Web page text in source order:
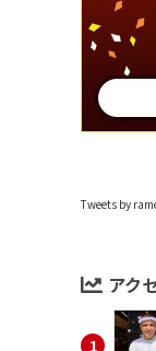
Tweets by
アク